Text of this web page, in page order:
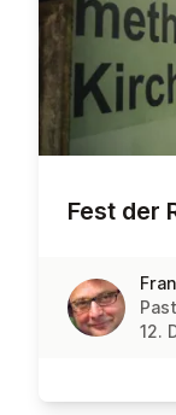
Fest der
12.